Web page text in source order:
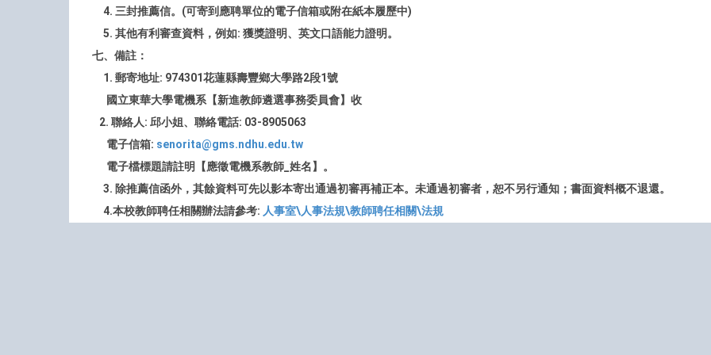
4. 三封推薦信。(可寄到應聘單位的電子信箱或附在紙本履歷中)
5. 其他有利審查資料，例如: 獲獎證明、英文口語能力證明。
七、備註：
1. 郵寄地址: 974301花蓮縣壽豐鄉大學路2段1號
國立東華大學電機系【新進教師遴選事務委員會】收
2. 聯絡人: 邱小姐、聯絡電話: 03-8905063
電子信箱: senorita@gms.ndhu.edu.tw
電子檔標題請註明【應徵電機系教師_姓名】。
3. 除推薦信函外，其餘資料可先以影本寄出通過初審再補正本。未通過初審者，恕不另行通知；書面資料概不退還。
4.本校教師聘任相關辦法請參考: 人事室\人事法規\教師聘任相關\法規